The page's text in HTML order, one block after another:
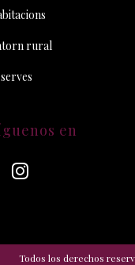
rural
en
Todos los derechos